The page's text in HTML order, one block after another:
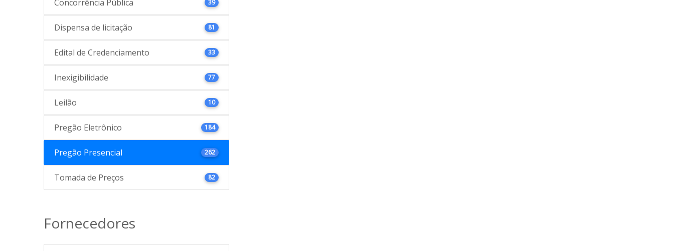
Concorrência Pública 39
Dispensa de licitação 81
Edital de Credenciamento 33
Inexigibilidade 77
Leilão 10
Pregão Eletrônico 184
Pregão Presencial 262
Tomada de Preços 82
Fornecedores